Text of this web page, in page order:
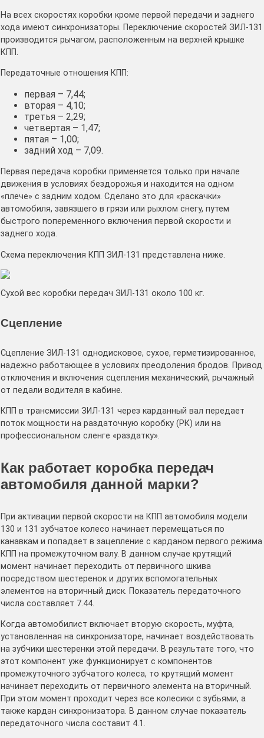
На всех скоростях коробки кроме первой передачи и заднего
хода имеют синхронизаторы. Переключение скоростей ЗИЛ-131
производится рычагом, расположенным на верхней крышке
КПП.
Передаточные отношения КПП:
первая – 7,44;
вторая – 4,10;
третья – 2,29;
четвертая – 1,47;
пятая – 1,00;
задний ход – 7,09.
Первая передача коробки применяется только при начале
движения в условиях бездорожья и находится на одном
«плече» с задним ходом. Сделано это для «раскачки»
автомобиля, завязшего в грязи или рыхлом снегу, путем
быстрого попеременного включения первой скорости и
заднего хода.
Схема переключения КПП ЗИЛ-131 представлена ниже.
Сухой вес коробки передач ЗИЛ-131 около 100 кг.
Сцепление
Сцепление ЗИЛ-131 однодисковое, сухое, герметизированное,
надежно работающее в условиях преодоления бродов. Привод
отключения и включения сцепления механический, рычажный
от педали водителя в кабине.
КПП в трансмиссии ЗИЛ-131 через карданный вал передает
поток мощности на раздаточную коробку (РК) или на
профессиональном сленге «раздатку».
Как работает коробка передач
автомобиля данной марки?
При активации первой скорости на КПП автомобиля модели
130 и 131 зубчатое колесо начинает перемещаться по
канавкам и попадает в зацепление с карданом первого режима
КПП на промежуточном валу. В данном случае крутящий
момент начинает переходить от первичного шкива
посредством шестеренок и других вспомогательных
элементов на вторичный диск. Показатель передаточного
числа составляет 7.44.
Когда автомобилист включает вторую скорость, муфта,
установленная на синхронизаторе, начинает воздействовать
на зубчики шестеренки этой передачи. В результате того, что
этот компонент уже функционирует с компонентов
промежуточного зубчатого колеса, то крутящий момент
начинает переходить от первичного элемента на вторичный.
При этом момент проходит через все колесики с зубьями, а
также кардан синхронизатора. В данном случае показатель
передаточного числа составит 4.1.